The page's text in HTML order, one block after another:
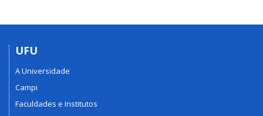
UFU
A Universidade
Campi
Faculdades e Institutos